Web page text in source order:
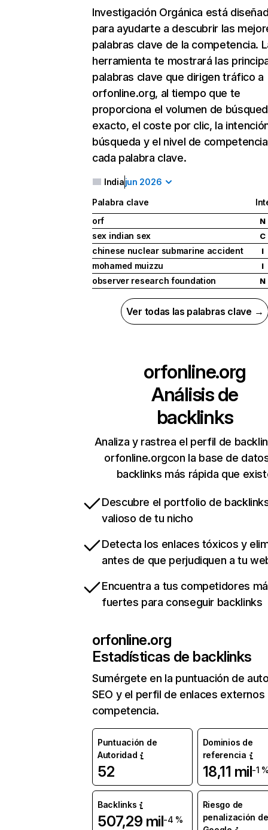
Investigación Orgánica está
para ayudarte a descubrir las
palabras clave de la competencia.
herramienta te mostrará las
palabras clave que dirigen tráfico a
orfonline.org, al tiempo que te
proporciona el volumen de
exacto, el coste por clic, la
búsqueda y el nivel de
cada palabra clave.
Indiajun 2026
Palabra clave
orf
N
sex indian sex C
chinese nuclear submarine accident I
mohamed muizzu I
observer research foundation N
Ver todas las palabras clave →
orfonline.org
Análisis de
backlinks
Analiza y rastrea el perfil de
orfonline.orgcon la base de
backlinks más rápida que
Descubre el portfolio de
valioso de tu nicho
Detecta los enlaces tóxicos y
antes de que perjudiquen a tu
Encuentra a tus competidores
fuertes para conseguir backlinks
orfonline.org
Estadísticas de backlinks
Sumérgete en la puntuación de
SEO y el perfil de enlaces externos
competencia.
Puntuación de
Autoridad
52
Dominios de
referencia
18,11 mil-1
Backlinks
507,29 mil-4 %
Riesgo de
penalización de